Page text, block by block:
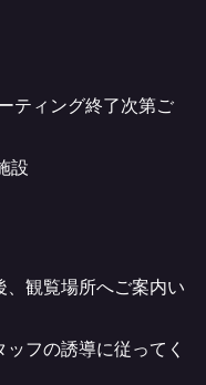
ティング終了次第ご
設
観覧場所へご案内い
フの誘導に従ってく